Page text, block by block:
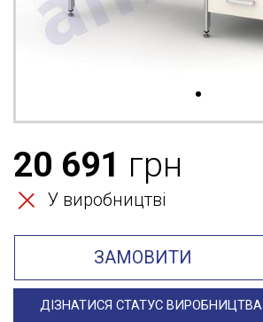
20 691 грн
У виробництві
ЗАМОВИТИ
ДІЗНАТИСЯ СТАТУС ВИРОБНИЦТВА